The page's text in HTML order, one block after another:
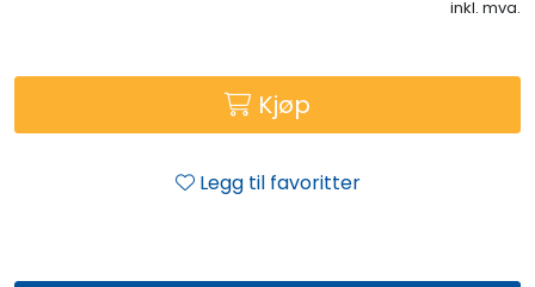
inkl. mva.
Kjøp
Legg til favoritter